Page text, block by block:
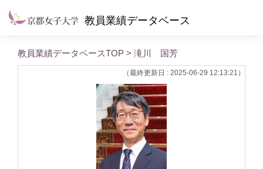
教員業績データベース
教員業績データベースTOP > 滝川 国芳
（最終更新日 : 2025-06-29 12:13:21）